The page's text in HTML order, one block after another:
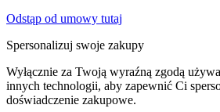
Odstąp od umowy tutaj
Spersonalizuj swoje zakupy
Wyłącznie za Twoją wyraźną zgodą
innych technologii, aby zapewnić Ci
doświadczenie zakupowe.